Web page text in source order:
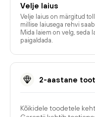
Velje laius
Velje laius on märgitud
millise laiusega rehvi
Mida laiem on velg, seda
paigaldada.
2-aastane
Kõikidele toodetele